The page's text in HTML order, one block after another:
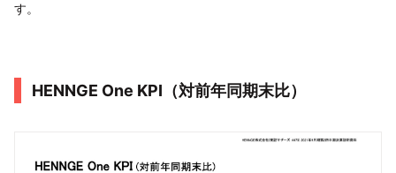
す。
HENNGE One KPI（対前年同期末比）